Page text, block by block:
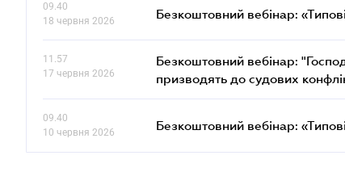
09.40
18 червня 2026
Безкоштовний вебінар:
11.57
17 червня 2026
Безкоштовний вебінар:
призводять до судових
09.40
10 червня 2026
Безкоштовний вебінар: